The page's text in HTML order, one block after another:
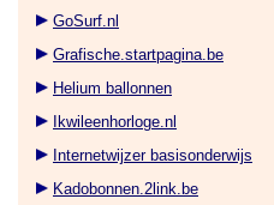
GoSurf.nl
Grafische.startpagina.be
Helium ballonnen
Ikwileenhorloge.nl
Internetwijzer basisonderwijs
Kadobonnen.2link.be